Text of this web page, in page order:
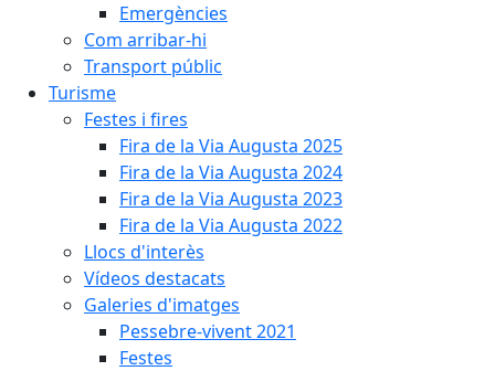
Emergències
Com arribar-hi
Transport públic
Turisme
Festes i fires
Fira de la Via Augusta 2025
Fira de la Via Augusta 2024
Fira de la Via Augusta 2023
Fira de la Via Augusta 2022
Llocs d'interès
Vídeos destacats
Galeries d'imatges
Pessebre-vivent 2021
Festes